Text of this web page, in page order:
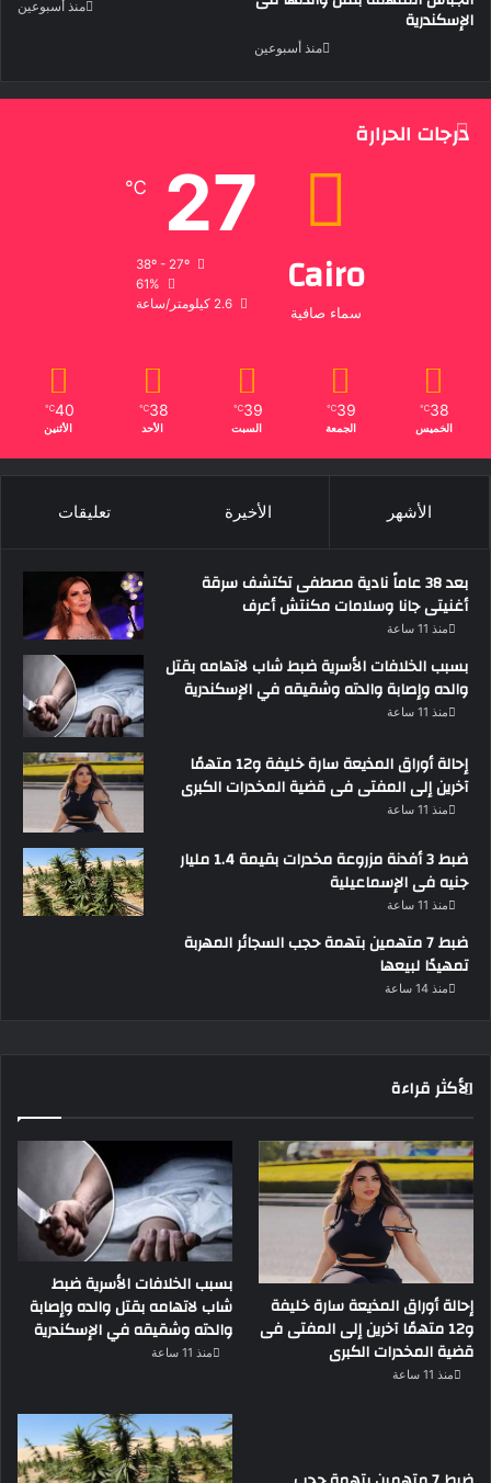
منذ أسبوعين
الإسكندرية
منذ أسبوعين
درجات الحرارة
Cairo
سماء صافية
27
℃
38º - 27º
61%
2.6 كيلومتر/ساعة
38
℃
الخميس
39
℃
الجمعة
39
℃
السبت
38
℃
الأحد
40
℃
الأثنين
الأشهر الأخيرة تعليقات
بعد 38 عاماً نادية مصطفى تكتشف سرقة
أغنيتى جانا وسلامات مكنتش أعرف
منذ 11 ساعة
بسبب الخلافات الأسرية ضبط شاب لاتهامه بقتل
والده وإصابة والدته وشقيقه في الإسكندرية
منذ 11 ساعة
إحالة أوراق المذيعة سارة خليفة و12 متهمًا
آخرين إلى المفتى فى قضية المخدرات الكبرى
منذ 11 ساعة
ضبط 3 أفدنة مزروعة مخدرات بقيمة 1.4 مليار
جنيه فى الإسماعيلية
منذ 11 ساعة
ضبط 7 متهمين بتهمة حجب السجائر المهربة
تمهيدًا لبيعها
منذ 14 ساعة
الأكثر قراءة
بسبب الخلافات الأسرية ضبط
شاب لاتهامه بقتل والده وإصابة
والدته وشقيقه في الإسكندرية
منذ 11 ساعة
إحالة أوراق المذيعة سارة خليفة
و12 متهمًا آخرين إلى المفتى فى
قضية المخدرات الكبرى
منذ 11 ساعة